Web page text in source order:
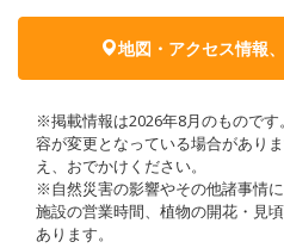
地図・アクセス情報
※掲載情報は2026年8月のもので
容が変更となっている場合があり
え、おでかけください。
※自然災害の影響やその他諸事情
施設の営業時間、植物の開花・見
あります。